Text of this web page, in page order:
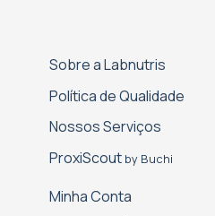
Sobre a Labnutris
Política de Qualidade
Nossos Serviços
Proxi­Scout by Buchi
Minha Conta